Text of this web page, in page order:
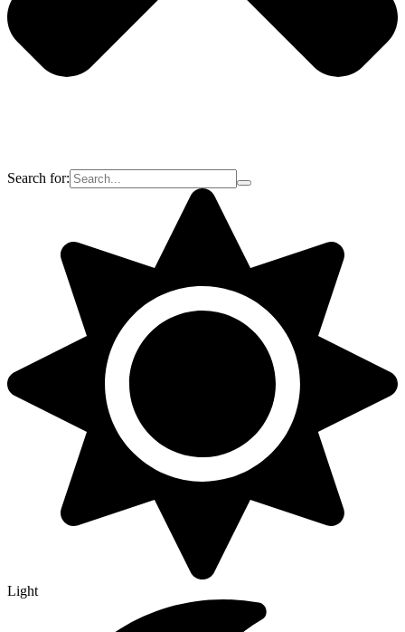
Search for:
Light